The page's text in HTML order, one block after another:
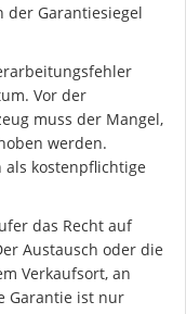
der Garantiesiegel
Vor der
muss der Mangel,
werden.
kostenpflichtige
das Recht auf
Austausch oder die
Verkaufsort, an
Garantie ist nur